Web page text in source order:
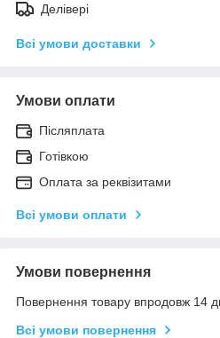
Делівері
Всі умови доставки
Умови оплати
Післяплата
Готівкою
Оплата за реквізитами
Всі умови оплати
Умови повернення
Повернення товару впродовж 14
Всі умови повернення